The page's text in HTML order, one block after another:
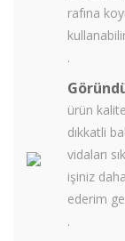
rafına
.
ürün
dıkkatli
vidaları
işiniz
ederim
.